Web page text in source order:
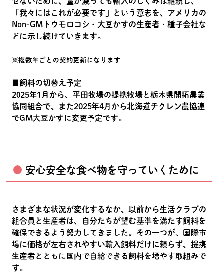
「我々にはこれが必要です」という意志を、アメリカの
Non-GMトウモロコシ・大豆かすの生産者・種子会社な
どに示し続けていきます。
※複数年ごとの契約更新になります
■飼料の切替え予定
2025年1月から、平田牧場の提携牧場と栃木県開拓農業
協同組合で、また2025年4月から北海道チクレン農協連
でGM大豆かすに変更予定です。
安心安全な食べ物を守っていくために
さまざまな状況が変化するなか、以前から生活クラブの
組合員と生産者は、自分たちが望む基準を満たす飼料を
確保できるよう努力してきました。その一つが、国際市
場に価格が左右されやすい輸入飼料だけに頼らず、提携
生産者とともに国内で自給できる飼料を増やす取組みで
す。